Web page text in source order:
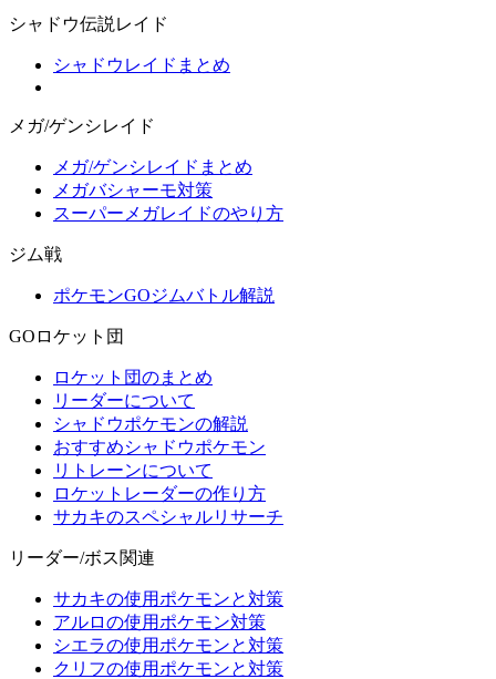
シャドウ伝説レイド
シャドウレイドまとめ
メガ/ゲンシレイド
メガ/ゲンシレイドまとめ
メガバシャーモ対策
スーパーメガレイドのやり方
ジム戦
ポケモンGOジムバトル解説
GOロケット団
ロケット団のまとめ
リーダーについて
シャドウポケモンの解説
おすすめシャドウポケモン
リトレーンについて
ロケットレーダーの作り方
サカキのスペシャルリサーチ
リーダー/ボス関連
サカキの使用ポケモンと対策
アルロの使用ポケモン対策
シエラの使用ポケモンと対策
クリフの使用ポケモンと対策